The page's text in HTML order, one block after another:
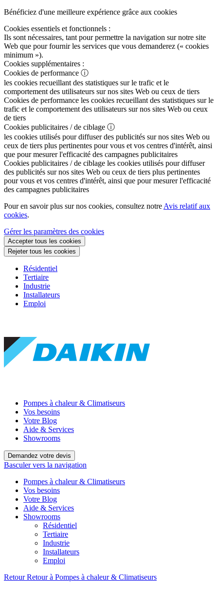
Bénéficiez d'une meilleure expérience grâce aux cookies
Cookies essentiels et fonctionnels :
Ils sont nécessaires, tant pour permettre la navigation sur notre site
Web que pour fournir les services que vous demanderez (« cookies
minimum »).
Cookies supplémentaires :
Cookies de performance ⓘ
les cookies recueillant des statistiques sur le trafic et le
comportement des utilisateurs sur nos sites Web ou ceux de tiers
Cookies de performance les cookies recueillant des statistiques sur le
trafic et le comportement des utilisateurs sur nos sites Web ou ceux
de tiers
Cookies publicitaires / de ciblage ⓘ
les cookies utilisés pour diffuser des publicités sur nos sites Web ou
ceux de tiers plus pertinentes pour vous et vos centres d'intérêt, ainsi
que pour mesurer l'efficacité des campagnes publicitaires
Cookies publicitaires / de ciblage les cookies utilisés pour diffuser
des publicités sur nos sites Web ou ceux de tiers plus pertinentes
pour vous et vos centres d'intérêt, ainsi que pour mesurer l'efficacité
des campagnes publicitaires
Pour en savoir plus sur nos cookies, consultez notre Avis relatif aux
cookies.
Gérer les paramètres des cookies
Accepter tous les cookies
Rejeter tous les cookies
Résidentiel
Tertiaire
Industrie
Installateurs
Emploi
Pompes à chaleur & Climatiseurs
Vos besoins
Votre Blog
Aide & Services
Showrooms
Demandez votre devis
Basculer vers la navigation
Pompes à chaleur & Climatiseurs
Vos besoins
Votre Blog
Aide & Services
Showrooms
Résidentiel
Tertiaire
Industrie
Installateurs
Emploi
Retour Retour à Pompes à chaleur & Climatiseurs